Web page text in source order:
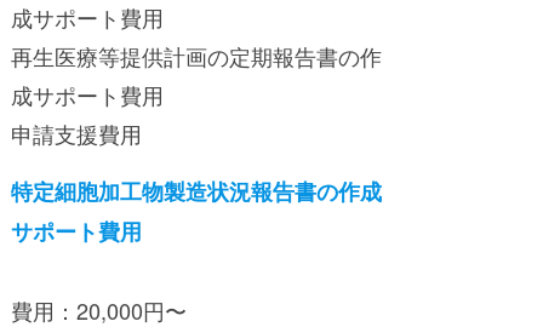
成サポート費用
再生医療等提供計画の定期報告書の作
成サポート費用
申請支援費用
特定細胞加工物製造状況報告書の作成
サポート費用
費用：20,000円〜